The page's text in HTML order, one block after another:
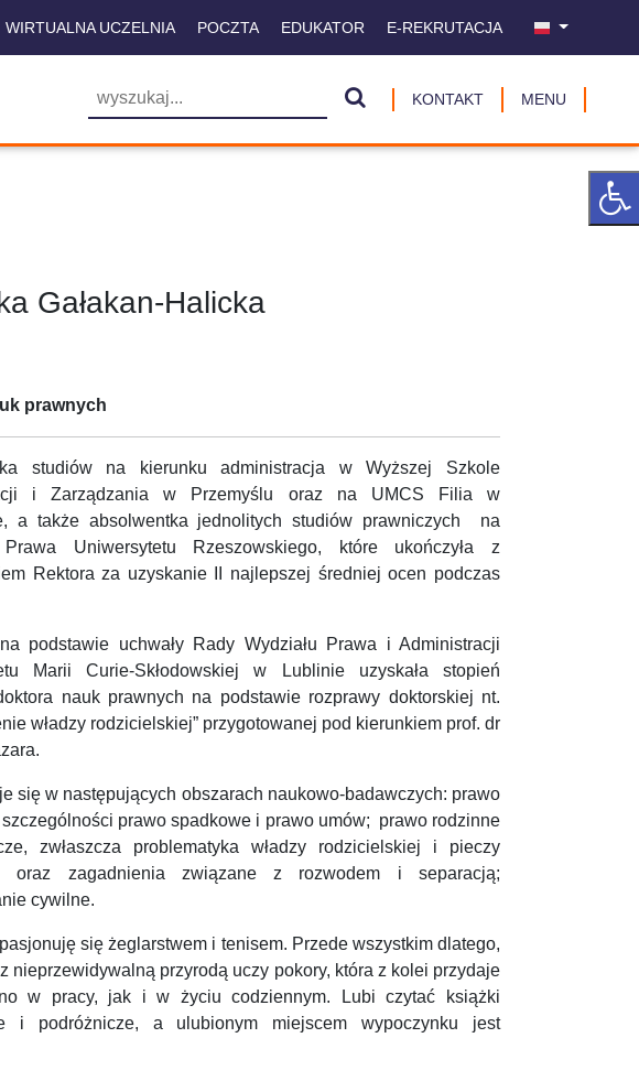
WIRTUALNA UCZELNIA POCZTA EDUKATOR E-REKRUTACJA
KONTAKT MENU
Gałakan-Halicka
prawnych
studiów na kierunku administracja w Wyższej Szkole
i Zarządzania w Przemyślu oraz na UMCS Filia w
a także absolwentka jednolitych studiów prawniczych na
Uniwersytetu Rzeszowskiego, które ukończyła z
Rektora za uzyskanie II najlepszej średniej ocen podczas
podstawie uchwały Rady Wydziału Prawa i Administracji
Marii Curie-Skłodowskiej w Lublinie uzyskała stopień
nauk prawnych na podstawie rozprawy doktorskiej nt.
władzy rodzicielskiej” przygotowanej pod kierunkiem prof. dr
się w następujących obszarach naukowo-badawczych: prawo
prawo spadkowe i prawo umów; prawo rodzinne
zwłaszcza problematyka władzy rodzicielskiej i pieczy
oraz zagadnienia związane z rozwodem i separacją;
cywilne.
się żeglarstwem i tenisem. Przede wszystkim dlatego,
nieprzewidywalną przyrodą uczy pokory, która z kolei przydaje
w pracy, jak i w życiu codziennym. Lubi czytać książki
i podróżnicze, a ulubionym miejscem wypoczynku jest